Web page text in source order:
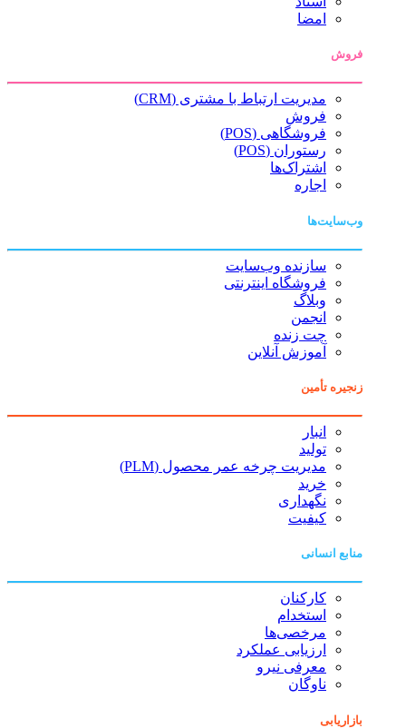
امضا
فروش
مدیریت ارتباط با مشتری (CRM)
فروش
فروشگاهی (POS)
رستوران (POS)
اشتراک‌ها
اجاره
وب‌سایت‌ها
سازنده وب‌سایت
فروشگاه اینترنتی
وبلاگ
انجمن
چت زنده
آموزش آنلاین
زنجیره تأمین
انبار
تولید
مدیریت چرخه عمر محصول (PLM)
خرید
نگهداری
کیفیت
منابع انسانی
کارکنان
استخدام
مرخصی‌ها
ارزیابی عملکرد
معرفی نیرو
ناوگان
بازاریابی